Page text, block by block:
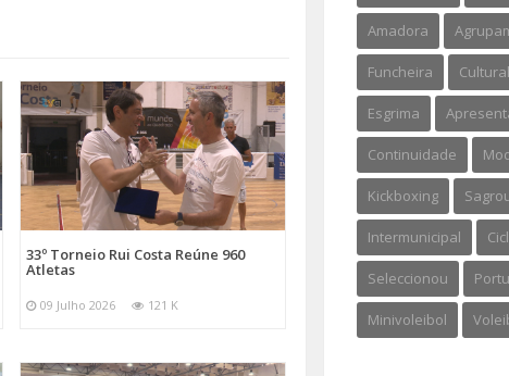
33º Torneio Rui Costa Reúne 960
Atletas
09 Julho 2026 121 K
Amadora
Funcheira Cultural
Esgrima
Continuidade
Kickboxing
Intermunicipal
Seleccionou
Minivoleibol